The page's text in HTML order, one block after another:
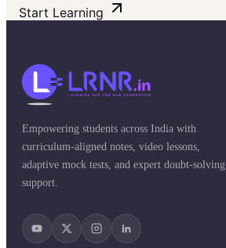
Start Learning
Empowering students across India with
curriculum-aligned notes, video lessons,
adaptive mock tests, and expert doubt-solving
support.